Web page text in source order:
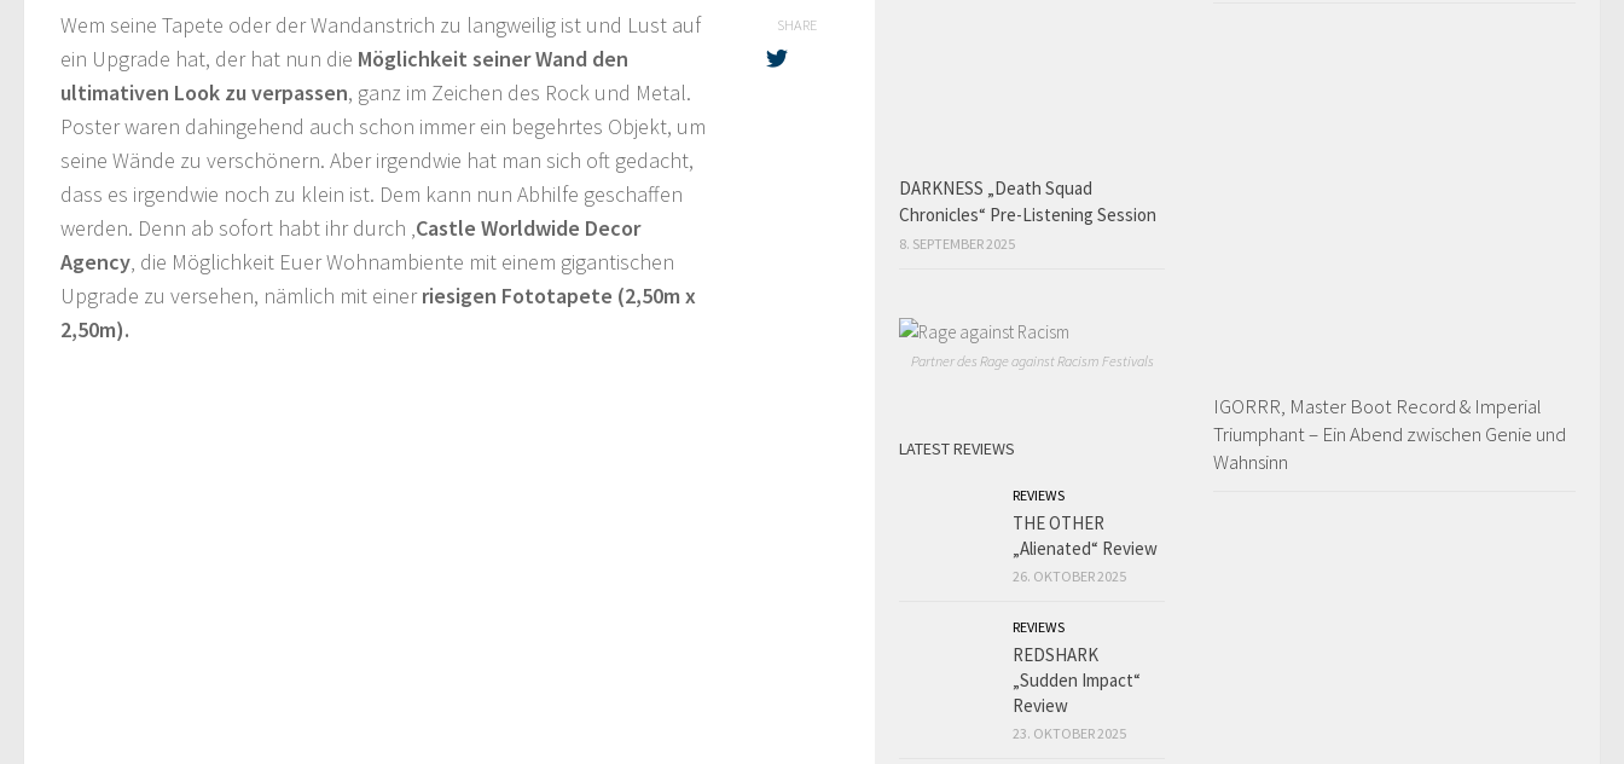
Wem seine Tapete oder der Wandanstrich zu langweilig ist und Lust auf
ein Upgrade hat, der hat nun die Möglichkeit seiner Wand den
ultimativen Look zu verpassen, ganz im Zeichen des Rock und Metal.
Poster waren dahingehend auch schon immer ein begehrtes Objekt, um
seine Wände zu verschönern. Aber irgendwie hat man sich oft gedacht,
dass es irgendwie noch zu klein ist. Dem kann nun Abhilfe geschaffen
werden. Denn ab sofort habt ihr durch ‚Castle Worldwide Decor
Agency‚ die Möglichkeit Euer Wohnambiente mit einem gigantischen
Upgrade zu versehen, nämlich mit einerriesigen Fototapete (2,50m x
2,50m).
SHARE
IGORRR, Master Boot Record & Imperial
Triumphant – Ein Abend zwischen Genie und
Wahnsinn
DARKNESS „Death Squad
Chronicles“ Pre-Listening Session
8. SEPTEMBER 2025
Partner des Rage against Racism Festivals
LATEST REVIEWS
REVIEWS
THE OTHER
„Alienated“ Review
26. OKTOBER 2025
REVIEWS
REDSHARK
„Sudden Impact“
Review
23. OKTOBER 2025